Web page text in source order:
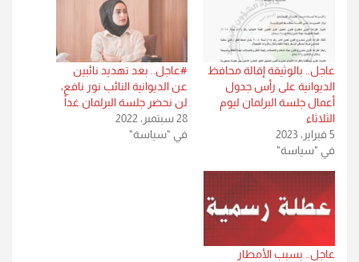
عاجل.. بالوثيقة إقالة محافظ
الديوانية على رأس جدول
أعمال جلسة البرلمان ليوم
الثلاثاء
5 فبراير، 2023
في "سياسة"
#عاجل.. بعد تهديد نائبين
عن الديوانية النائب نور نافع،
لن نحضر جلسة البرلمان غداً
28 سبتمبر، 2022
في "سياسة"
عاجل.. بسبب الأمطار